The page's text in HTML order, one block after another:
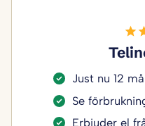
Just nu 12
Se
Erbjuder el